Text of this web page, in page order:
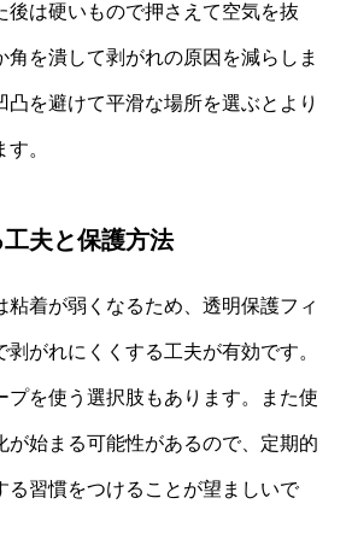
後は硬いもので押さえて空気を抜
角を潰して剥がれの原因を減らしま
凸を避けて平滑な場所を選ぶとより
。
夫と保護方法
粘着が弱くなるため、透明保護フィ
剥がれにくくする工夫が有効です。
プを使う選択肢もあります。また使
が始まる可能性があるので、定期的
る習慣をつけることが望ましいで